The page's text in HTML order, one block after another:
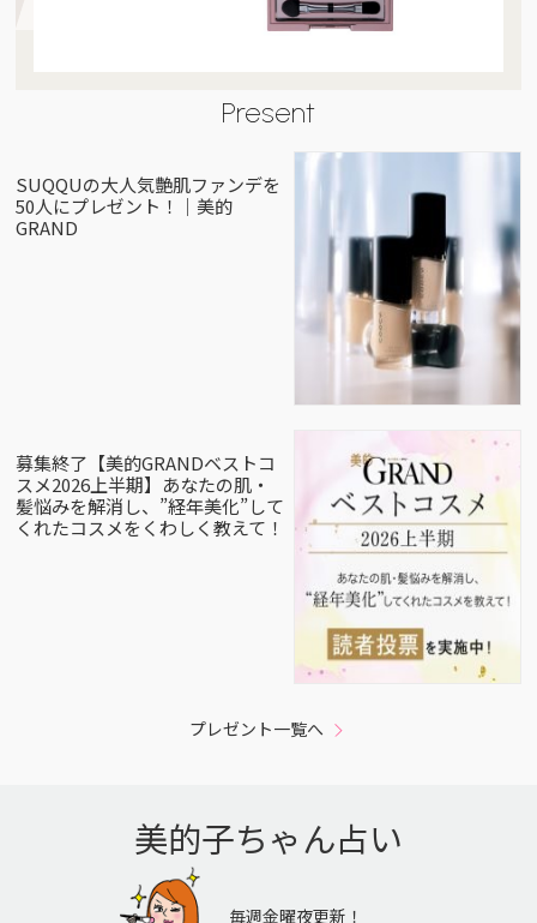
Present
SUQQUの大人気艶肌ファンデを
50人にプレゼント！｜美的
GRAND
募集終了【美的GRANDベストコ
スメ2026上半期】あなたの肌・
髪悩みを解消し、”経年美化”して
くれたコスメをくわしく教えて！
プレゼント一覧へ
美的子ちゃん占い
毎週金曜夜更新！